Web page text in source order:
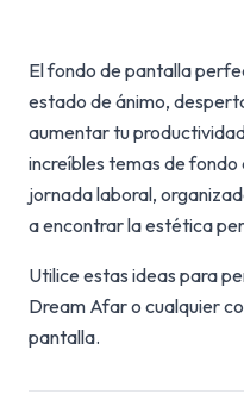
El fondo de pantalla
estado de ánimo,
aumentar tu
increíbles temas de
jornada laboral,
a encontrar la estética
Utilice estas ideas para
Dream Afar o cualquier
pantalla.